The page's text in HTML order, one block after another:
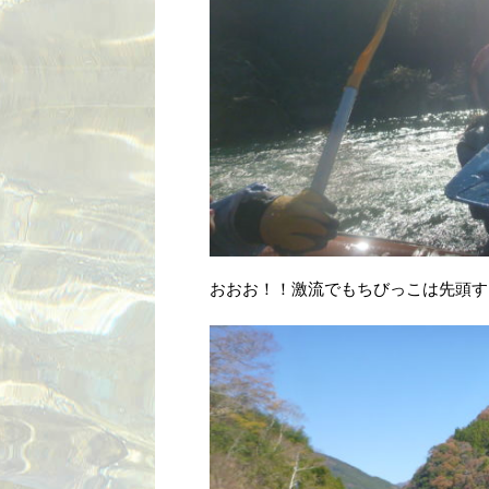
おおお！！激流でもちびっこは先頭